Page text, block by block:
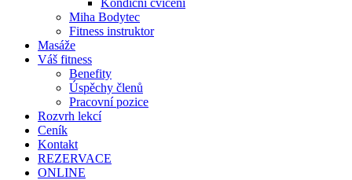
Kondiční cvičení
Miha Bodytec
Fitness instruktor
Masáže
Váš fitness
Benefity
Úspěchy členů
Pracovní pozice
Rozvrh lekcí
Ceník
Kontakt
REZERVACE
ONLINE